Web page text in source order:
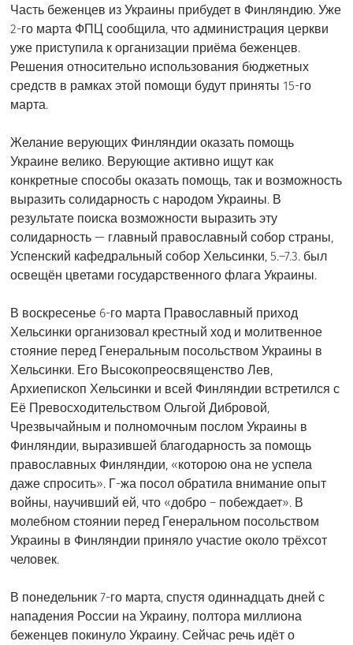
Часть беженцев из Украины прибудет в Финляндию. Уже
2-го марта ФПЦ сообщила, что администрация церкви
уже приступила к организации приёма беженцев.
Решения относительно использования бюджетных
средств в рамках этой помощи будут приняты 15-го
марта.
Желание верующих Финляндии оказать помощь
Украине велико. Верующие активно ищут как
конкретные способы оказать помощь, так и возможность
выразить солидарность с народом Украины. В
результате поиска возможности выразить эту
солидарность — главный православный собор страны,
Успенский кафедральный собор Хельсинки, 5.–7.3. был
освещён цветами государственного флага Украины.
В воскресенье 6-го марта Православный приход
Хельсинки организовал крестный ход и молитвенное
стояние перед Генеральным посольством Украины в
Хельсинки. Его Высокопреосвященство Лев,
Архиепископ Хельсинки и всей Финляндии встретился с
Её Превосходительством Ольгой Дибровой,
Чрезвычайным и полномочным послом Украины в
Финляндии, выразившей благодарность за помощь
православных Финляндии, «которою она не успела
даже спросить». Г-жа посол обратила внимание опыт
войны, научивший ей, что «добро – побеждает». В
молебном стоянии перед Генеральном посольством
Украины в Финляндии приняло участие около трёхсот
человек.
В понедельник 7-го марта, спустя одиннадцать дней с
нападения России на Украину, полтора миллиона
беженцев покинуло Украину. Сейчас речь идёт о